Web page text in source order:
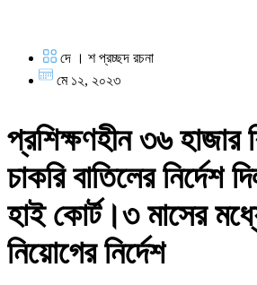
দে । শ প্রচ্ছদ রচনা
মে ১২, ২০২৩
প্রশিক্ষণহীন ৩৬ হাজার
চাকরি বাতিলের নির্দেশ
হাই কোর্ট।৩ মাসের
নিয়োগের নির্দেশ